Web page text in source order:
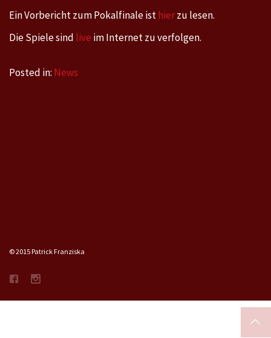
Ein Vorbericht zum Pokalfinale isthierzu lesen.
Die Spiele sind live im Internet zu verfolgen.
Posted in: News
© 2015 Patrick Franziska